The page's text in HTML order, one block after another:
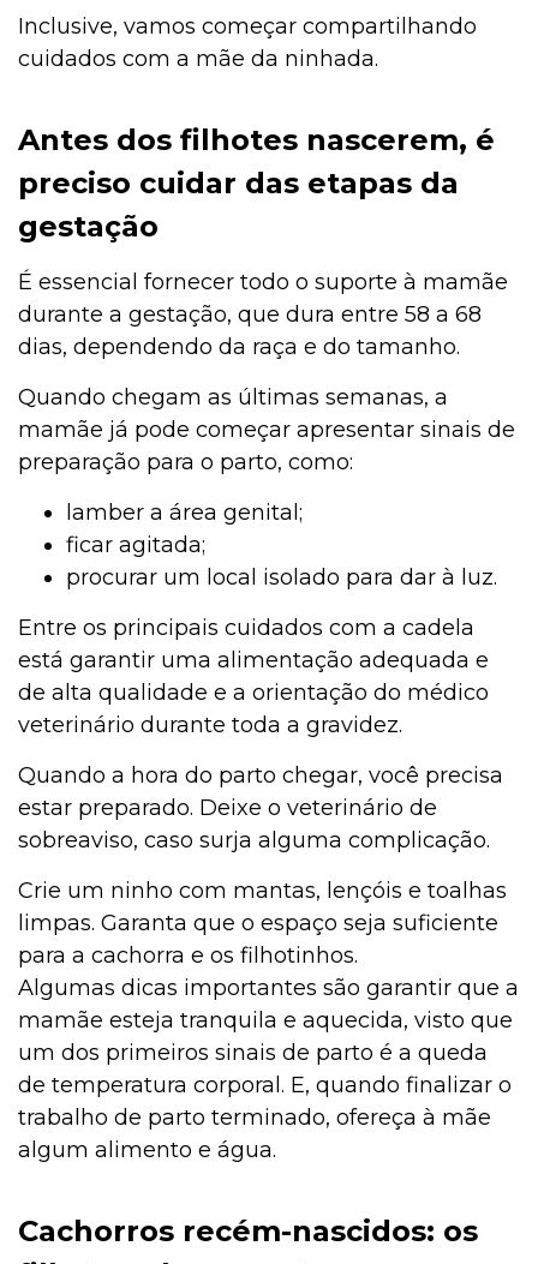
Inclusive, vamos começar compartilhando
cuidados com a mãe da ninhada.
Antes dos filhotes nascerem, é
preciso cuidar das etapas da
gestação
É essencial fornecer todo o suporte à mamãe
durante a gestação, que dura entre 58 a 68
dias, dependendo da raça e do tamanho.
Quando chegam as últimas semanas, a
mamãe já pode começar apresentar sinais de
preparação para o parto, como:
lamber a área genital;
ficar agitada;
procurar um local isolado para dar à luz.
Entre os principais cuidados com a cadela
está garantir uma alimentação adequada e
de alta qualidade e a orientação do médico
veterinário durante toda a gravidez.
Quando a hora do parto chegar, você precisa
estar preparado. Deixe o veterinário de
sobreaviso, caso surja alguma complicação.
Crie um ninho com mantas, lençóis e toalhas
limpas. Garanta que o espaço seja suficiente
para a cachorra e os filhotinhos.
Algumas dicas importantes são garantir que a
mamãe esteja tranquila e aquecida, visto que
um dos primeiros sinais de parto é a queda
de temperatura corporal. E, quando finalizar o
trabalho de parto terminado, ofereça à mãe
algum alimento e água.
Cachorros recém-nascidos: os